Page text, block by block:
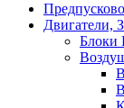
Двигатели,
Блоки